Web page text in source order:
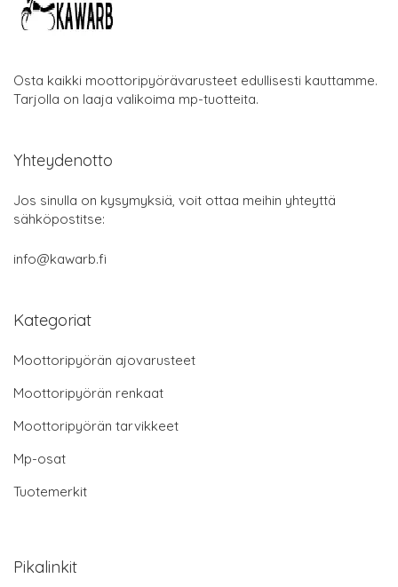
Osta kaikki moottoripyörävarusteet edullisesti kauttamme.
Tarjolla on laaja valikoima mp-tuotteita.
Yhteydenotto
Jos sinulla on kysymyksiä, voit ottaa meihin yhteyttä
sähköpostitse:
info@kawarb.fi
Kategoriat
Moottoripyörän ajovarusteet
Moottoripyörän renkaat
Moottoripyörän tarvikkeet
Mp-osat
Tuotemerkit
Pikalinkit